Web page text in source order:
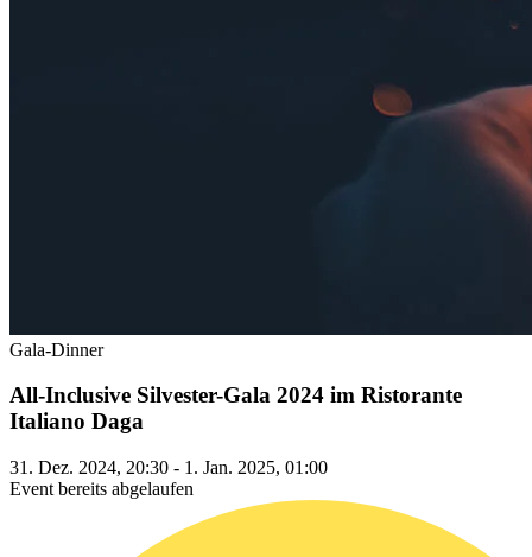
Gala-Dinner
All-Inclusive Silvester-Gala 2024 im Ristorante
Italiano Daga
31. Dez. 2024, 20:30 - 1. Jan. 2025, 01:00
Event bereits abgelaufen